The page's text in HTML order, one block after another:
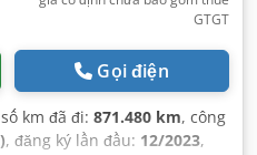
GTGT
Gọi điện
km đã đi: 871.480 km, công
, đăng ký lần đầu: 12/2023,